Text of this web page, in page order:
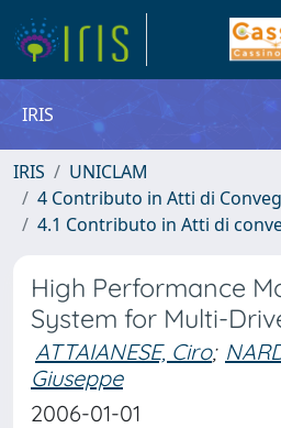
IRIS
IRIS
UNICLAM
4 Contributo in Atti di
4.1 Contributo in Atti di
High Performance
System for Multi-
ATTAIANESE, Ciro;
Giuseppe
2006-01-01